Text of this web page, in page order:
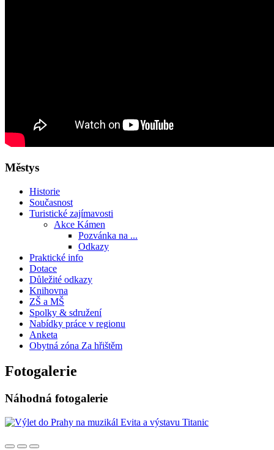
Městys
Historie
Současnost
Turistické zajímavosti
Akce Kámen
Pozvánka na ...
Odkazy
Praktické info
Dotace
Důležité odkazy
Knihovna
ZŠ a MŠ
Spolky & sdružení
Nabídky práce v regionu
Anketa
Obytná zóna Za hřištěm
Fotogalerie
Náhodná fotogalerie